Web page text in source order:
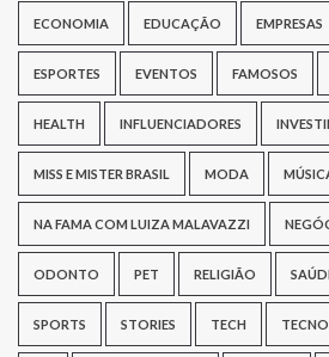
ECONOMIA EDUCAÇÃO EMPRESAS
ESPORTES EVENTOS FAMOSOS
HEALTH INFLUENCIADORES
MISS E MISTER BRASIL MODA
NA FAMA COM LUIZA MALAVAZZI
ODONTO PET RELIGIÃO
SPORTS STORIES TECH